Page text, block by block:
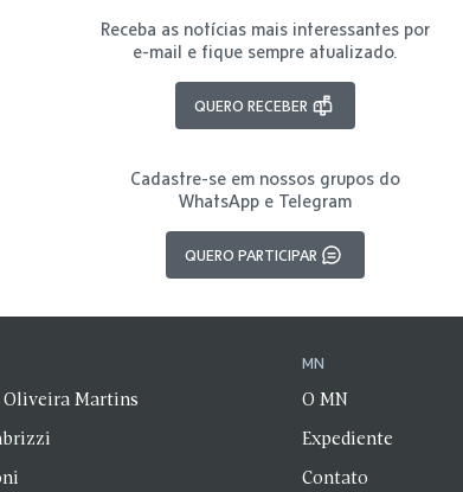
Receba as notícias mais interessantes por
e-mail e fique sempre atualizado.
QUERO RECEBER
Cadastre-se em nossos grupos do
WhatsApp e Telegram
QUERO PARTICIPAR
Oliveira Martins
MN
O MN
Expediente
Contato